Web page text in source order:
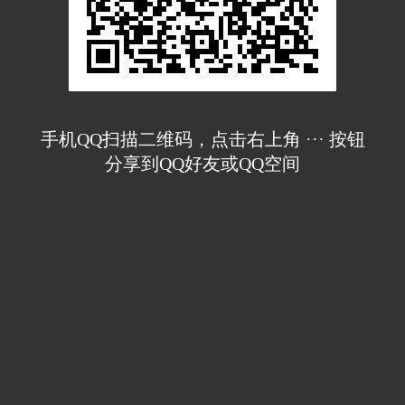
手机QQ扫描二维码，点击右上角 ··· 按钮
分享到QQ好友或QQ空间